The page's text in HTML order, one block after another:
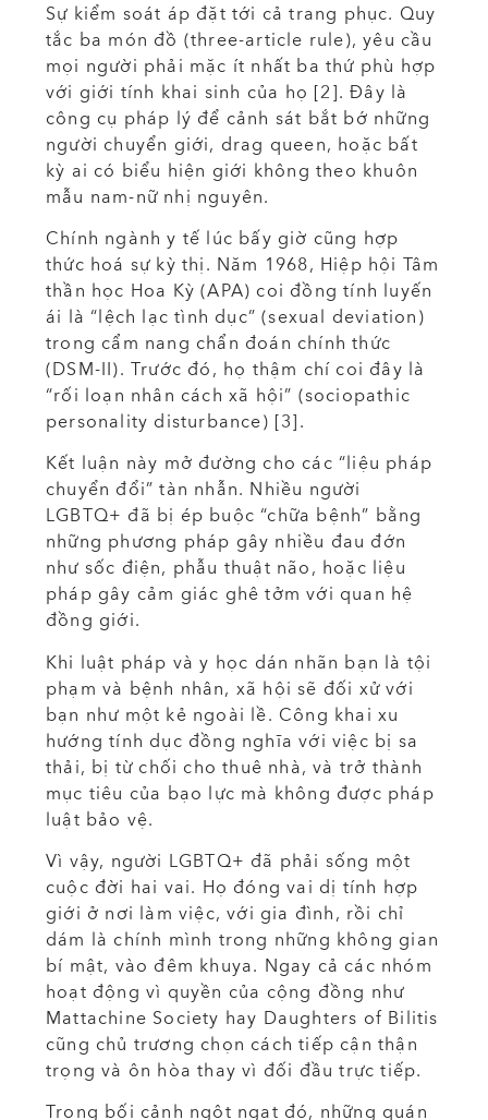
Sự kiểm soát áp đặt tới cả trang phục. Quy
tắc ba món đồ (three-article rule), yêu cầu
mọi người phải mặc ít nhất ba thứ phù hợp
với giới tính khai sinh của họ [2]. Đây là
công cụ pháp lý để cảnh sát bắt bớ những
người chuyển giới, drag queen, hoặc bất
kỳ ai có biểu hiện giới không theo khuôn
mẫu nam-nữ nhị nguyên.
Chính ngành y tế lúc bấy giờ cũng hợp
thức hoá sự kỳ thị. Năm 1968, Hiệp hội Tâm
thần học Hoa Kỳ (APA) coi đồng tính luyến
ái là “lệch lạc tình dục” (sexual deviation)
trong cẩm nang chẩn đoán chính thức
(DSM-II). Trước đó, họ thậm chí coi đây là
“rối loạn nhân cách xã hội” (sociopathic
personality disturbance) [3].
Kết luận này mở đường cho các “liệu pháp
chuyển đổi” tàn nhẫn. Nhiều người
LGBTQ+ đã bị ép buộc “chữa bệnh” bằng
những phương pháp gây nhiều đau đớn
như sốc điện, phẫu thuật não, hoặc liệu
pháp gây cảm giác ghê tởm với quan hệ
đồng giới.
Khi luật pháp và y học dán nhãn bạn là tội
phạm và bệnh nhân, xã hội sẽ đối xử với
bạn như một kẻ ngoài lề. Công khai xu
hướng tính dục đồng nghĩa với việc bị sa
thải, bị từ chối cho thuê nhà, và trở thành
mục tiêu của bạo lực mà không được pháp
luật bảo vệ.
Vì vậy, người LGBTQ+ đã phải sống một
cuộc đời hai vai. Họ đóng vai dị tính hợp
giới ở nơi làm việc, với gia đình, rồi chỉ
dám là chính mình trong những không gian
bí mật, vào đêm khuya. Ngay cả các nhóm
hoạt động vì quyền của cộng đồng như
Mattachine Society hay Daughters of Bilitis
cũng chủ trương chọn cách tiếp cận thận
trọng và ôn hòa thay vì đối đầu trực tiếp.
Trong bối cảnh ngột ngạt đó, những quán